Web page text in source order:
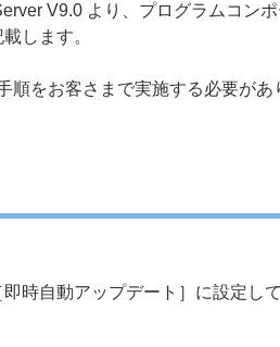
V9.0 より、プログラムコン
します。
をお客さまで実施する必要があ
自動アップデート］に設定し